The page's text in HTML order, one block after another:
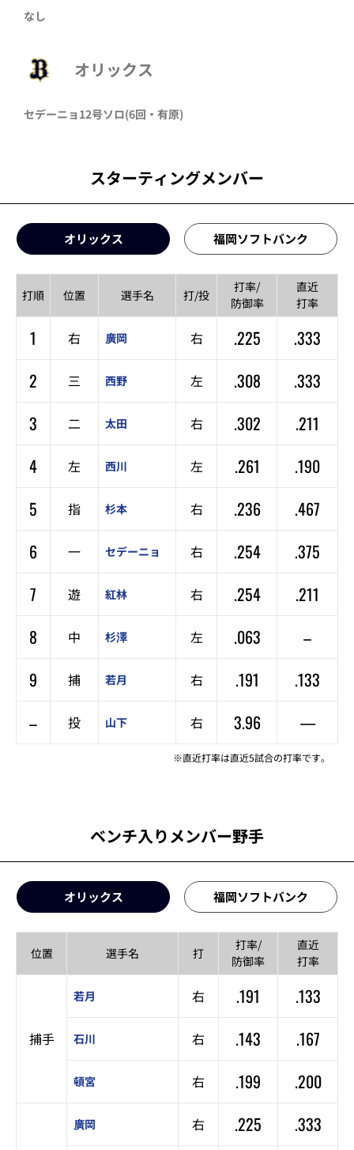
なし
オリックス
セデーニョ 12号ソロ(6回・ 有原)
スターティングメンバー
オリックス 福岡ソフトバンク
打順 位置 選手名 打/投
打率/
防御率
直近
打率
1 右 廣岡 右 .225
.333
2
三 西野 左 .308
.333
3
二 太田 右 .302
.211
4
左 西川 左 .261
.190
5
指 杉本 右 .236
.467
6
一 セデーニョ 右 .254
.375
7
遊 紅林 右 .254
.211
8
中 杉澤 左 .063
–
9
捕 若月 右 .191
.133
–
投 山下 右 3.96 —
※直近打率は直近5試合の打率です。
ベンチ入りメンバー野手
オリックス 福岡ソフトバンク
位置 選手名 打
打率/
防御率
直近
打率
捕手
若月 右 .191 .133
石川 右 .143 .167
頓宮 右 .199 .200
廣岡 右 .225 .333